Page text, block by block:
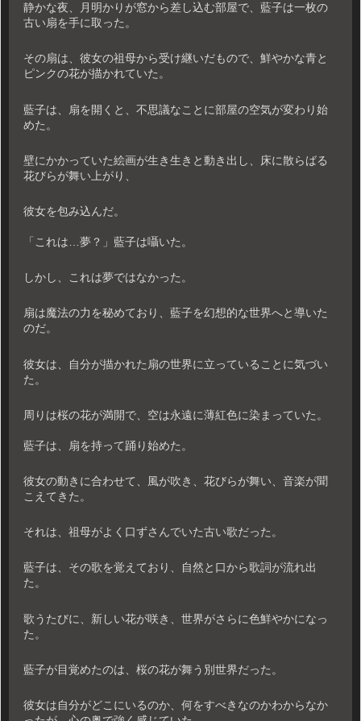
静かな夜、月明かりが窓から差し込む部屋で、藍子は一枚の
古い扇を手に取った。
その扇は、彼女の祖母から受け継いだもので、鮮やかな青と
ピンクの花が描かれていた。
藍子は、扇を開くと、不思議なことに部屋の空気が変わり始
めた。
壁にかかっていた絵画が生き生きと動き出し、床に散らばる
花びらが舞い上がり、
彼女を包み込んだ。
「これは…夢？」藍子は囁いた。
しかし、これは夢ではなかった。
扇は魔法の力を秘めており、藍子を幻想的な世界へと導いた
のだ。
彼女は、自分が描かれた扇の世界に立っていることに気づい
た。
周りは桜の花が満開で、空は永遠に薄紅色に染まっていた。
藍子は、扇を持って踊り始めた。
彼女の動きに合わせて、風が吹き、花びらが舞い、音楽が聞
こえてきた。
それは、祖母がよく口ずさんでいた古い歌だった。
藍子は、その歌を覚えており、自然と口から歌詞が流れ出
た。
歌うたびに、新しい花が咲き、世界がさらに色鮮やかになっ
た。
藍子が目覚めたのは、桜の花が舞う別世界だった。
彼女は自分がどこにいるのか、何をすべきなのかわからなか